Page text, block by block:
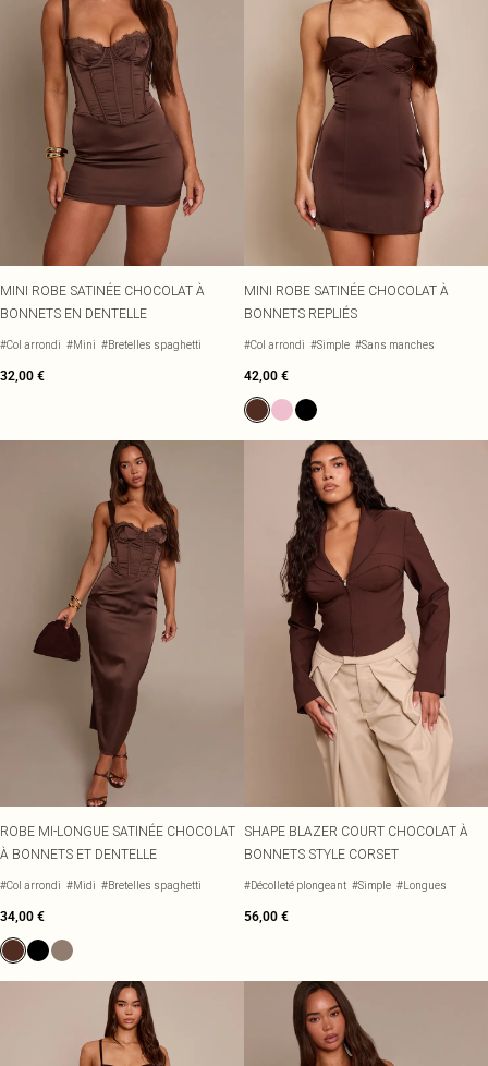
MINI ROBE SATINÉE CHOCOLAT À
BONNETS EN DENTELLE
#Col arrondi #Mini #Bretelles spaghetti
32,00 €
MINI ROBE SATINÉE CHOCOLAT À
BONNETS REPLIÉS
#Col arrondi #Simple #Sans manches
42,00 €
ROBE MI-LONGUE SATINÉE CHOCOLAT
À BONNETS ET DENTELLE
#Col arrondi #Midi #Bretelles spaghetti
34,00 €
SHAPE BLAZER COURT CHOCOLAT À
BONNETS STYLE CORSET
#Décolleté plongeant #Simple #Longues
56,00 €